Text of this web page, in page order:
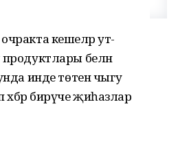
кешеләр ут-
белән
инде төтен чыгу
бирүче җиһазлар